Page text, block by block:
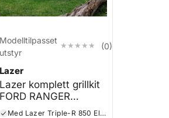
Modelltilpasset
utstyr
★★★★★
★★★★★ (0)
Lazer
Lazer komplett grillkit
FORD RANGER
WILDTRAK 2023+
Med Lazer Triple-R 850 Elite